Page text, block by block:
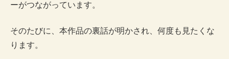
ーがつながっています。
そのたびに、本作品の裏話が明かされ、何度も見たくな
ります。